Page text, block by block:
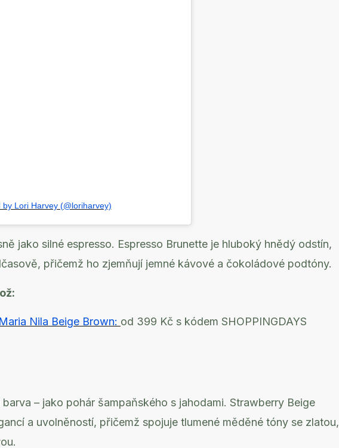
by Lori Harvey (@loriharvey)
jako silné espresso. Espresso Brunette je hluboký hnědý odstín,
přičemž ho zjemňují jemné kávové a čokoládové podtóny.
Nila Beige Brown: od 399 Kč s kódem SHOPPINGDAYS
– jako pohár šampaňského s jahodami. Strawberry Beige
a uvolněností, přičemž spojuje tlumené měděné tóny se zlatou,